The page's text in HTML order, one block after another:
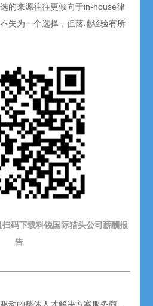
的来源往往更倾向于in-house律
失为一个选择，但落地经验有所
码下载科锐国际猎头公司薪酬报
告
动的整体人才解决方案服务商，